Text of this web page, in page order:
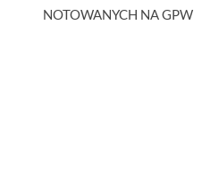
NOTOWANYCH NA GPW